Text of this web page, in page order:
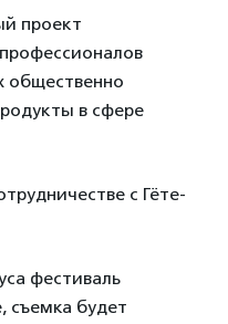
проект
общественно
в сфере
с Гёте-
фестиваль
съемка будет